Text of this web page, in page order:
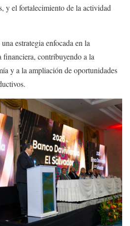
y el fortalecimiento de la actividad
estrategia enfocada en la
financiera, contribuyendo a la
y a la ampliación de oportunidades